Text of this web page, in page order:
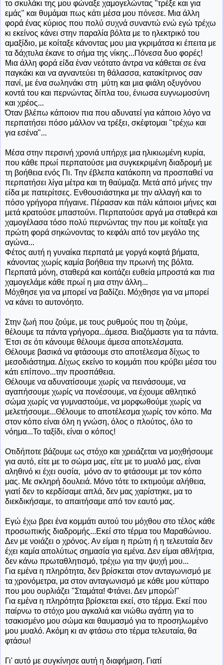
το σκυλάκι της μου φώναξε χαμογελώντας "τρέξε και για
εμάς" και θυμάμαι πως κάτι μέσα μου πόνεσε. Μια άλλη
φορά ένας κύριος που πολύ συχνά συναντώ ενώ εγώ τρέχω
κι εκείνος κάνει στην παραλία βόλτα με το ηλεκτρικό του
αμαξίδιο, με κοίταξε κάνοντας μου μια γκριμάτσα κι έπειτα με
τα δάχτυλα έκανε το σήμα της νίκης...Πόνεσα δυο φορές!
Μια άλλη φορά είδα έναν νεότατο άντρα να κάθεται σε ένα
παγκάκι και να αγναντεύει τη θάλασσα, κατακίτρινος σαν
πανί, με ένα σωληνάκι στη μύτη και μια φιάλη οξυγόνου
κοντά του και περνώντας δίπλα του, ένιωσα ευγνωμοσύνη
και χρέος...
Όταν βλέπω κάποιον πια που αδυνατεί για κάποιο λόγο να
περπατήσει πόσο μάλλον να τρέξει, σκέφτομαι "τρέχω και
για εσένα"...
Μέσα στην περσινή χρονιά υπήρχε μια ηλικιωμένη κυρία,
που κάθε πρωί περπατούσε μια συγκεκριμένη διαδρομή με
τη βοήθεια ενός Πι. Την έβλεπα κατάκοπη να προσπαθεί να
περπατήσει λίγα μέτρα και τη θαύμαζα. Μετά από μήνες την
είδα με πατερίτσες. Ενθουσιάστηκα με την αλλαγή και το
πόσο γρήγορα πήγαινε. Πέρασαν και πάλι κάποιοι μήνες και
μετά κρατούσε μπαστούνι. Περπατούσε αργά μα σταθερά και
χαμογέλασα τόσο πολύ περνώντας την που με κοίταξε για
πρώτη φορά σηκώνοντας το κεφάλι από τον μεγάλο της
αγώνα...
Φέτος αυτή η γυναίκα περπατά με γοργά κοφτά βήματα,
κάνοντας χωρίς καμία βοήθεια την πρωινή της βόλτα.
Περπατά μόνη, σταθερά και κοιτάζει ευθεία μπροστά και πια
χαμογελάμε κάθε πρωί η μια στην άλλη...
Μόχθησε για να μπορεί να βαδίζει. Μόχθησε για να μπορεί
να κάνει το αυτονόητο.
Στην ζωή που ζούμε, με τους ρυθμούς που τη ζούμε,
θέλουμε τα πάντα γρήγορα...άμεσα. Βιαζόμαστε για τα πάντα.
Έτσι σε ότι κάνουμε θέλουμε άμεσα αποτελέσματα.
Θέλουμε βασικά να φτάσουμε στο αποτέλεσμα δίχως το
μεσοδιάστημα. Δίχως εκείνο το κομμάτι που κρύβει μέσα του
κάτι επίπονο...την προσπάθεια.
Θέλουμε να αδυνατίσουμε χωρίς να πεινάσουμε, να
αγαπήσουμε χωρίς να πονέσουμε, να έχουμε αθλητικό
σώμα χωρίς να γυμναστούμε, να μορφωθούμε χωρίς να
μελετήσουμε...Θέλουμε το αποτέλεσμα χωρίς τον κόπο. Μα
στον κόπο είναι όλη η γνώση, όλος ο πλούτος, όλο το
νόημα...Το ταξίδι, είναι ο κόπος!
Οτιδήποτε βάζουμε ως στόχο και χρειάζεται να μοχθήσουμε
για αυτό, είτε με το σώμα μας, είτε με το μυαλό μας, είναι
αληθινό κι έχει ουσία, μόνο αν το φτάσουμε με τον κόπο
μας. Με σκληρή δουλειά. Μόνο τότε το εκτιμούμε αλήθεια,
γιατί δεν το κερδίσαμε απλά, δεν μας χαρίστηκε, μα το
διεκδικήσαμε, το απαιτήσαμε από τον εαυτό μας.
Εγώ έχω βρει ένα κομμάτι αυτού του μόχθου στο τέλος κάθε
προσωπικής διαδρομής...Εκεί στο τέρμα του Μαραθώνιου.
Δεν με νοιάζει ο χρόνος. Αν είμαι η πρώτη ή η τελευταία δεν
έχει καμία απολύτως σημασία για εμένα. Δεν είμαι αθλήτρια,
δεν κάνω πρωταθλητισμό, τρέχω για την ψυχή μου...
Για εμένα η πληρότητα, δεν βρίσκεται στον ανταγωνισμό με
τα χρονόμετρα, μα στον ανταγωνισμό με κάθε μου κύτταρο
που μου ουρλιάζει "Σταμάτα! Φτάνει. Δεν μπορώ!"
Για εμένα η πληρότητα βρίσκεται εκεί, στο τέρμα. Εκεί που
παίρνω το στόχο μου αγκαλιά και νιώθω αγάπη για το
τσακισμένο μου σώμα και θαυμασμό για το προσηλωμένο
μου μυαλό. Ακόμη κι αν φτάσω στο τέρμα τελευταία, θα
φτάσω!
Γι' αυτό με συγκίνησε αυτή η διαφήμιση. Γιατί